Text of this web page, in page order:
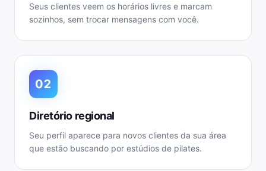
Seus clientes veem os horários livres e marcam
sozinhos, sem trocar mensagens com você.
02
Diretório regional
Seu perfil aparece para novos clientes da sua área
que estão buscando por estúdios de pilates.